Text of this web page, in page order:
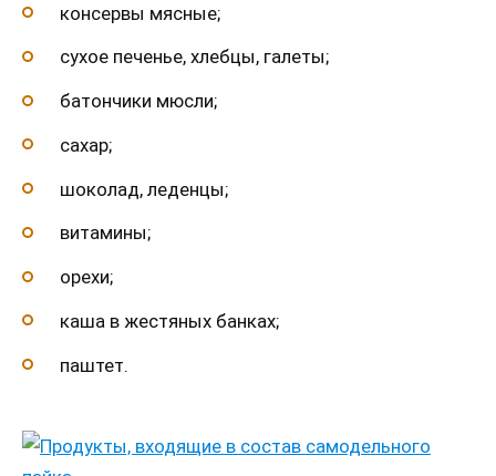
консервы мясные;
сухое печенье, хлебцы, галеты;
батончики мюсли;
сахар;
шоколад, леденцы;
витамины;
орехи;
каша в жестяных банках;
паштет.